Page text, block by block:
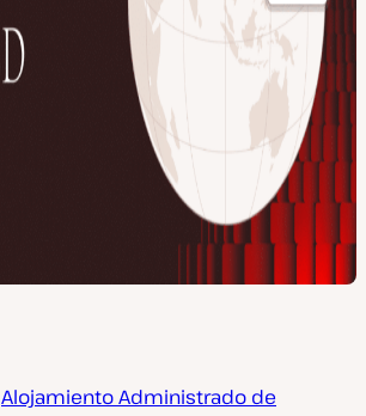
Alojamiento Administrado de